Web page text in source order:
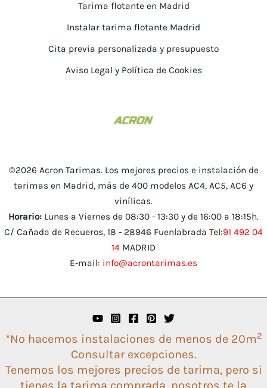
Tarima flotante en Madrid
Instalar tarima flotante Madrid
Cita previa personalizada y presupuesto
Aviso Legal y Política de Cookies
©2026 Acron Tarimas. Los mejores precios e instalación de
tarimas en Madrid, más de 400 modelos AC4, AC5, AC6 y
vinílicas.
Horario: Lunes a Viernes de 08:30 - 13:30 y de 16:00 a 18:15h.
C/ Cañada de Recueros, 18 - 28946 Fuenlabrada Tel:91 492 04
14 MADRID
E-mail: info@acrontarimas.es
*No hacemos instalaciones de menos de 20m2
Consultar excepciones.
Tenemos los mejores precios de tarima, pero si